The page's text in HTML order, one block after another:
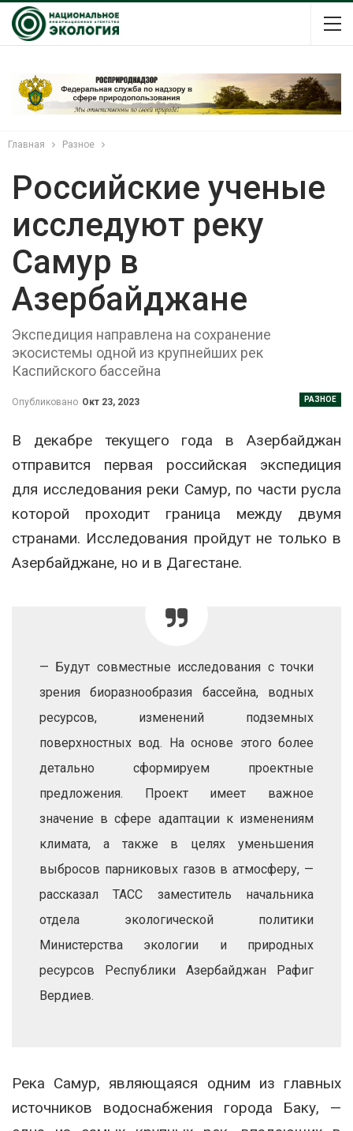
Главная Разное
Российские ученые
исследуют реку
Самур в
Азербайджане
Экспедиция направлена на сохранение
экосистемы одной из крупнейших рек
Каспийского бассейна
РАЗНОЕ
Опубликовано Окт 23, 2023
В декабре текущего года в Азербайджан
отправится первая российская экспедиция
для исследования реки Самур, по части русла
которой проходит граница между двумя
странами. Исследования пройдут не только в
Азербайджане, но и в Дагестане.
— Будут совместные исследования с точки
зрения биоразнообразия бассейна, водных
ресурсов, изменений подземных
поверхностных вод. На основе этого более
детально сформируем проектные
предложения. Проект имеет важное
значение в сфере адаптации к изменениям
климата, а также в целях уменьшения
выбросов парниковых газов в атмосферу, —
рассказал ТАСС заместитель начальника
отдела экологической политики
Министерства экологии и природных
ресурсов Республики Азербайджан Рафиг
Вердиев.
Река Самур, являющаяся одним из главных
источников водоснабжения города Баку, —